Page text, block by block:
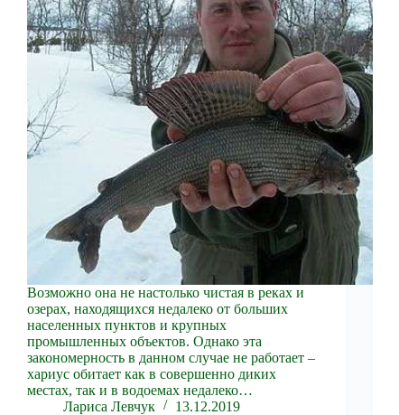
Возможно она не настолько чистая в реках и
озерах, находящихся недалеко от больших
населенных пунктов и крупных
промышленных объектов. Однако эта
закономерность в данном случае не работает –
хариус обитает как в совершенно диких
местах, так и в водоемах недалеко…
Лариса Левчук
13.12.2019